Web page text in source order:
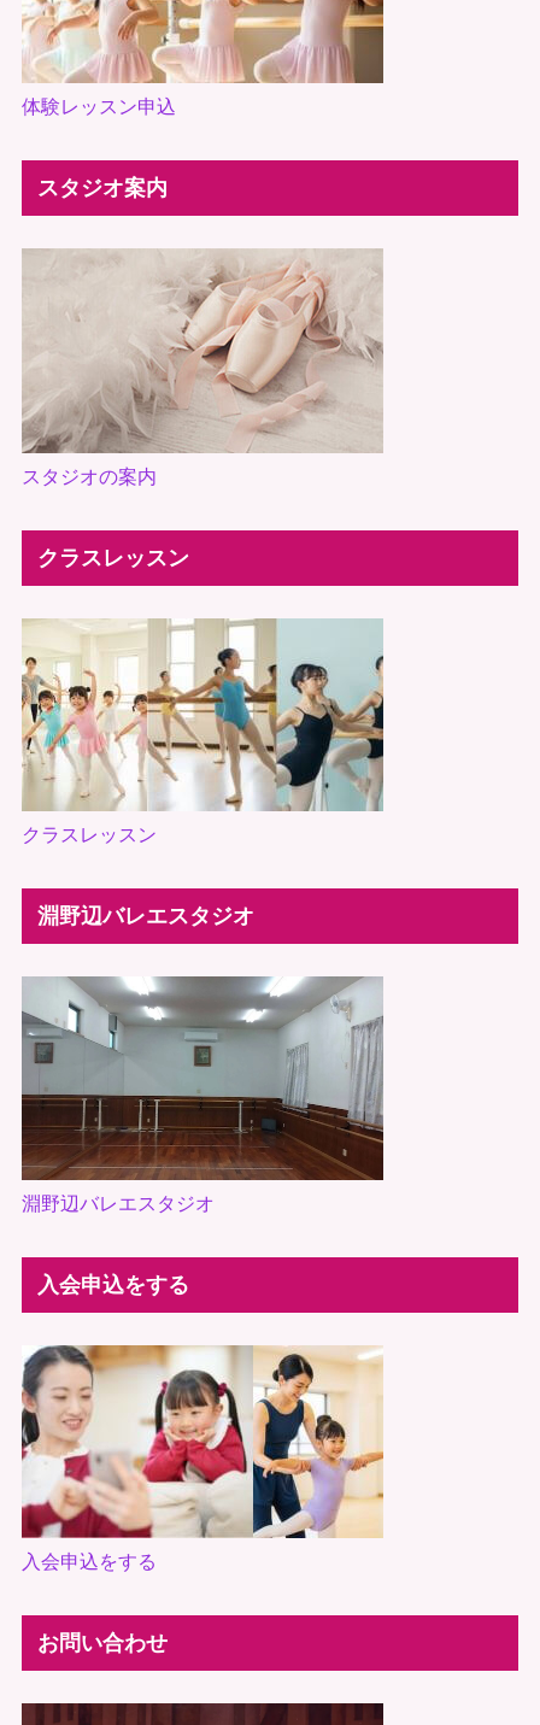
体験レッスン申込
スタジオ案内
スタジオの案内
クラスレッスン
クラスレッスン
淵野辺バレエスタジオ
淵野辺バレエスタジオ
入会申込をする
入会申込をする
お問い合わせ